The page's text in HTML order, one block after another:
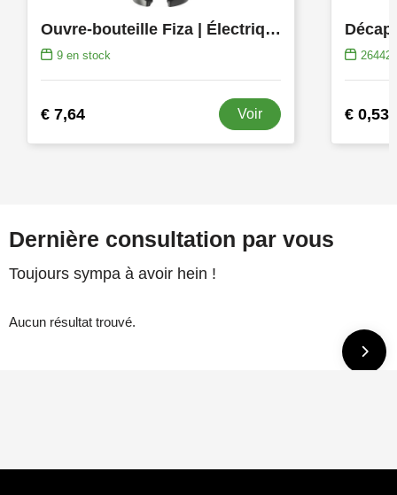
Ouvre-bouteille Fiza | Électrique
9en stock
€ 7,64 Voir
26442
€ 0,53
Dernière consultation par vous
Toujours sympa à avoir hein !
Aucun résultat trouvé.